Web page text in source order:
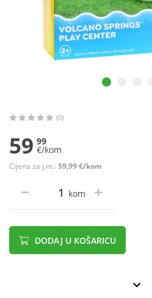
(0)
59 99
€/kom
Cijena za j.m.: 59,99 €/kom
kom
DODAJ U KOŠARICU